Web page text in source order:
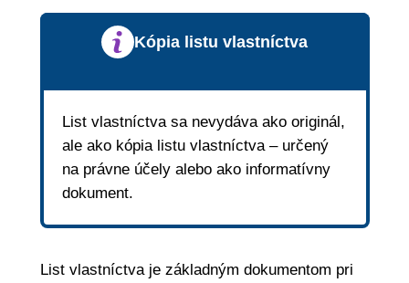
Kópia listu vlastníctva
List vlastníctva sa nevydáva ako originál,
ale ako kópia listu vlastníctva – určený
na právne účely alebo ako informatívny
dokument.
List vlastníctva je základným dokumentom pri